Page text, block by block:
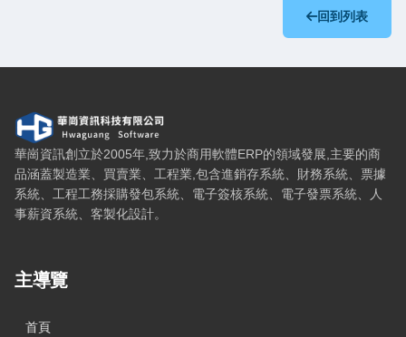
回到列表
華崗資訊科技有限公司 — 網站概要、主導覽與聯絡方式
華崗資訊創立於2005年,致力於商用軟體ERP的領域發展,主要的商
品涵蓋製造業、買賣業、工程業,包含進銷存系統、財務系統、票據
系統、工程工務採購發包系統、電子簽核系統、電子發票系統、人
事薪資系統、客製化設計。
主導覽
首頁